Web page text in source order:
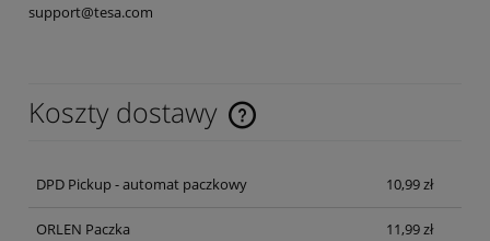
support@tesa.com
Koszty dostawy
Cena nie zawiera ewentualnych kosztów płatności
DPD Pickup - automat paczkowy 10,99 zł
ORLEN Paczka 11,99 zł